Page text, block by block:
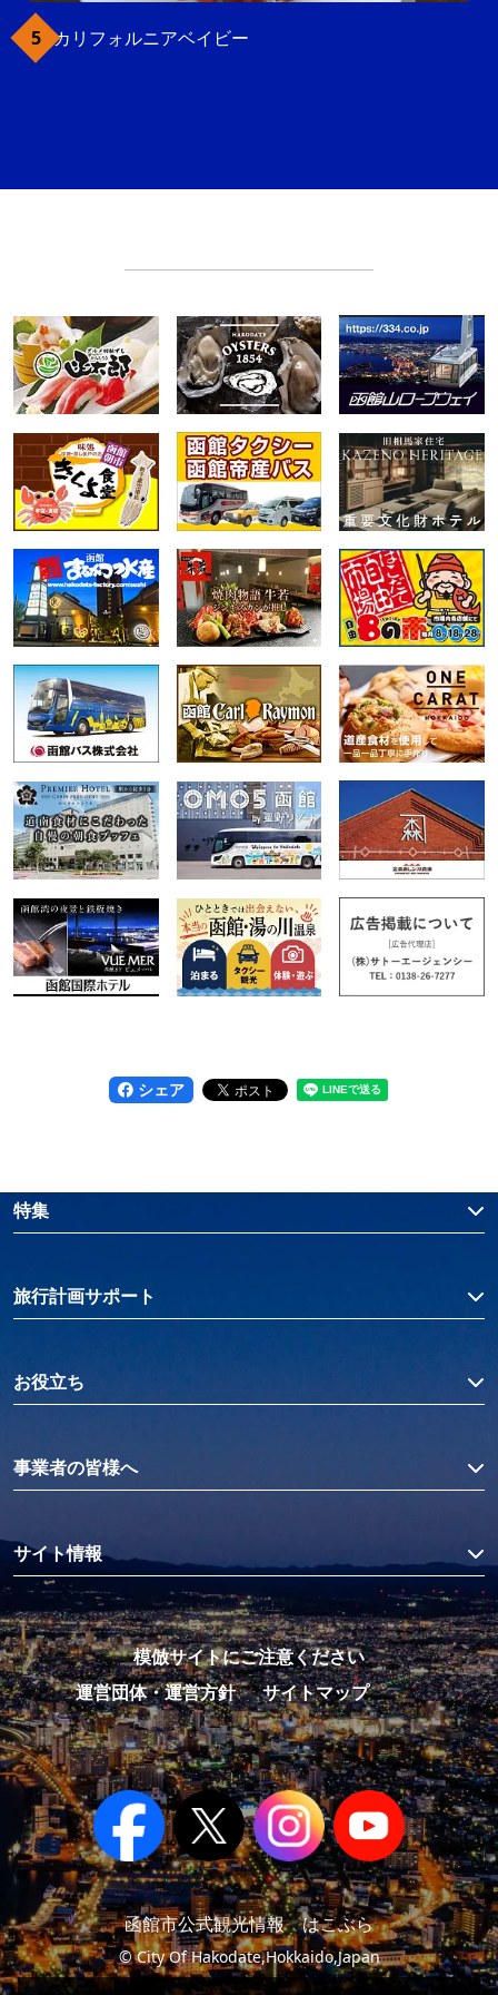
カリフォルニアベイビー
シェア
特集
旅行計画サポート
お役立ち
事業者の皆様へ
サイト情報
模倣サイトにご注意ください
運営団体・運営方針
サイトマップ
函館市公式観光情報 はこぶら
© City Of Hakodate,Hokkaido,Japan